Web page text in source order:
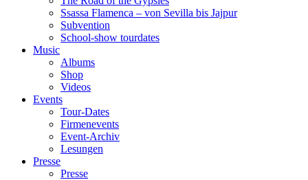
Ssassa Flamenca – von Sevilla bis Jajpur
Subvention
School-show tourdates
Music
Albums
Shop
Videos
Events
Tour-Dates
Firmenevents
Event-Archiv
Lesungen
Presse
Presse